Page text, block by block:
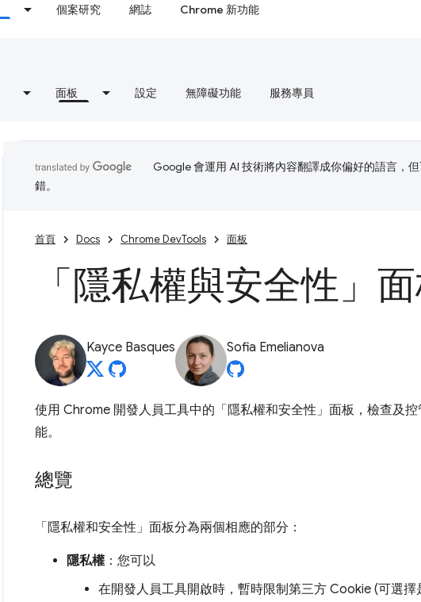
個案研究 網誌 Chrome 新功能
面板 設定 無障礙功能 服務專員
Google 會運用 AI 技術將內容翻譯成你偏好的語言，
錯。
首頁 Docs Chrome DevTools 面板
「隱私權與安全性」
Kayce Basques Sofia Emelianova
使用 Chrome 開發人員工具中的「隱私權和安全性」 面板，檢查及
能。
總覽
「隱私權和安全性」 面板分為兩個相應的部分：
隱私權：您可以
在開發人員工具開啟時，暫時限制第三方 Cookie (可選擇